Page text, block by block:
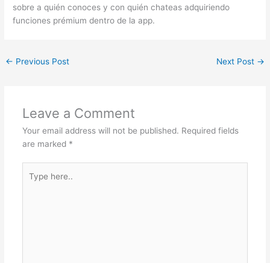
sobre a quién conoces y con quién chateas adquiriendo
funciones prémium dentro de la app.
← Previous Post Next Post →
Leave a Comment
Your email address will not be published. Required fields
are marked *
here..